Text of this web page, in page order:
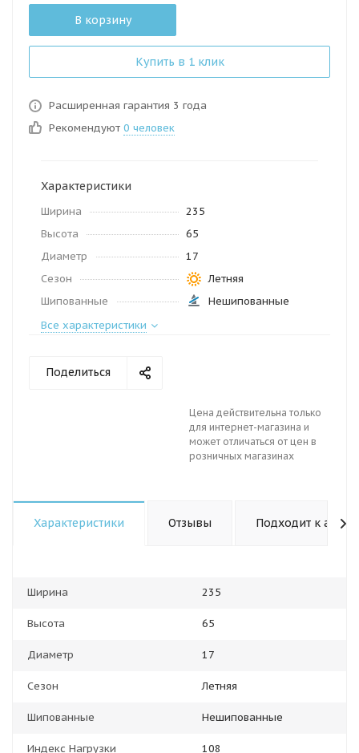
В корзину
Купить в 1 клик
Расширенная гарантия 3 года
Рекомендуют 0 человек
Характеристики
Ширина
235
Высота
65
Диаметр
17
Сезон
Летняя
Шипованные
Нешипованные
Все характеристики
Поделиться
Цена действительна только
для интернет-магазина и
может отличаться от цен в
розничных магазинах
Характеристики Отзывы Подходит к авто
Ширина 235
Высота 65
Диаметр 17
Сезон Летняя
Шипованные Нешипованные
Индекс Нагрузки 108